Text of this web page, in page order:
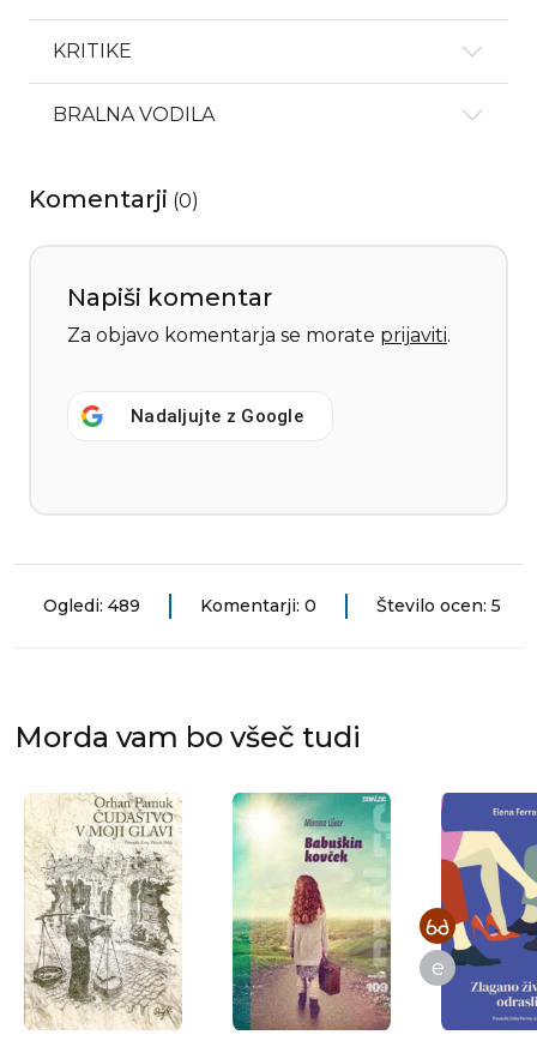
KRITIKE
BRALNA VODILA
Komentarji (0)
Napiši komentar
Za objavo komentarja se morate prijaviti.
Nadaljujte z Google
Ogledi: 489 Komentarji: 0 Število ocen: 5
Morda vam bo všeč tudi
e